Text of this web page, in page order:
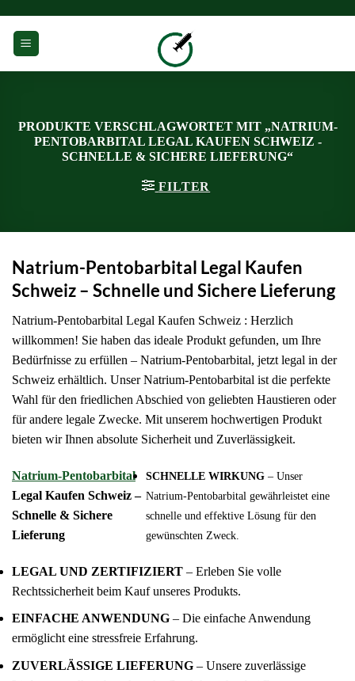
Inhalt
springen
PRODUKTE VERSCHLAGWORTET MIT „NATRIUM-
PENTOBARBITAL LEGAL KAUFEN SCHWEIZ -
SCHNELLE & SICHERE LIEFERUNG“
FILTER
Natrium-Pentobarbital Legal Kaufen
Schweiz – Schnelle und Sichere Lieferung
Natrium-Pentobarbital Legal Kaufen Schweiz : Herzlich
willkommen! Sie haben das ideale Produkt gefunden, um Ihre
Bedürfnisse zu erfüllen – Natrium-Pentobarbital, jetzt legal in der
Schweiz erhältlich. Unser Natrium-Pentobarbital ist die perfekte
Wahl für den friedlichen Abschied von geliebten Haustieren oder
für andere legale Zwecke. Mit unserem hochwertigen Produkt
bieten wir Ihnen absolute Sicherheit und Zuverlässigkeit.
Natrium-Pentobarbital
Legal Kaufen Schweiz –
Schnelle & Sichere
Lieferung
SCHNELLE WIRKUNG– Unser
Natrium-Pentobarbital gewährleistet eine
schnelle und effektive Lösung für den
gewünschten Zweck.
LEGAL UND ZERTIFIZIERT – Erleben Sie volle
Rechtssicherheit beim Kauf unseres Produkts.
EINFACHE ANWENDUNG – Die einfache Anwendung
ermöglicht eine stressfreie Erfahrung.
ZUVERLÄSSIGE LIEFERUNG – Unsere zuverlässige